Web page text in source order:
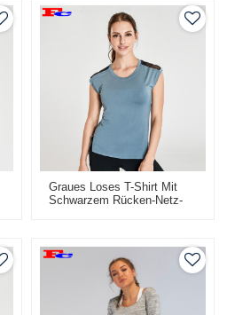
Graues Loses T-Shirt Mit
Schwarzem Rücken-Netz-